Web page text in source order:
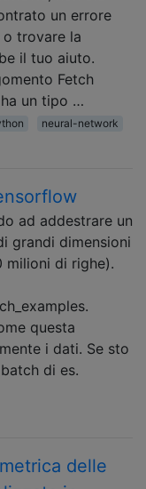
un errore
trovare la
il tuo aiuto.
Fetch
ha un tipo …
neural-network
ad addestrare un
grandi dimensioni
milioni di righe).
questa
i dati. Se sto
di es.
delle